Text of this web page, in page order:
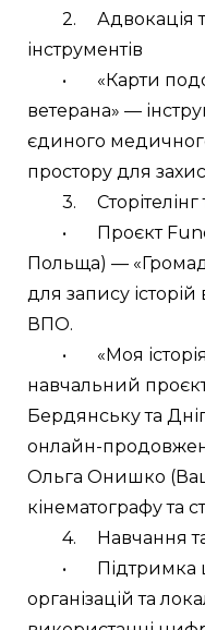
інструментів
ветерана» —
єдиного
простору для
3.
Польща) —
для запису історій
ВПО.
навчальний
Бердянську та
онлайн-
Ольга Онишко
кінематографу та
4.
організацій та